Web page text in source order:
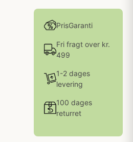
PrisGaranti
Fri fragt over kr.
499
1-2 dages
levering
100 dages
returret